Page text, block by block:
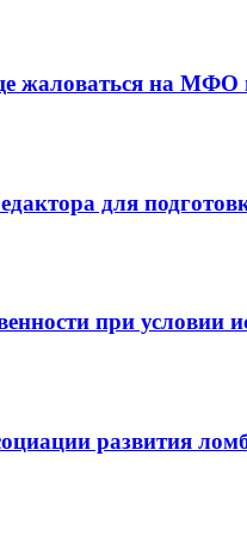
жаловаться на МФО
для
при условии
развития